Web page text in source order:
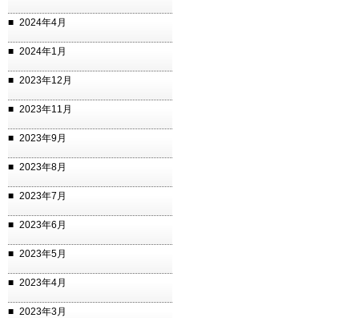
2024年4月
2024年1月
2023年12月
2023年11月
2023年9月
2023年8月
2023年7月
2023年6月
2023年5月
2023年4月
2023年3月